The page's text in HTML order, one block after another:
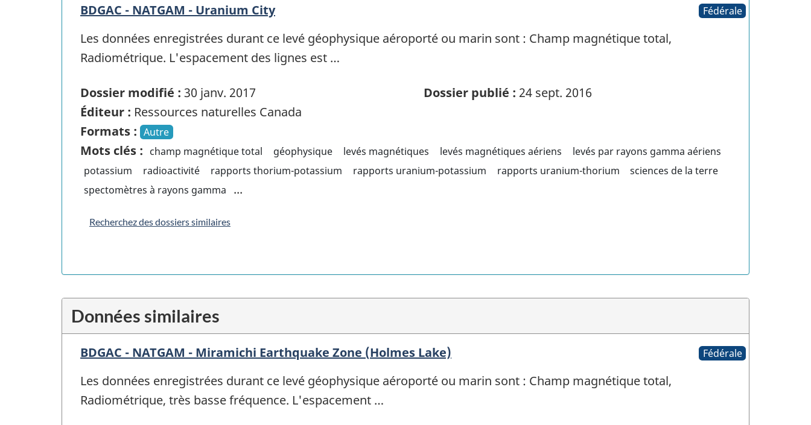
BDGAC - NATGAM - Uranium City Fédérale
Les données enregistrées durant ce levé géophysique aéroporté ou marin sont : Champ magnétique total,
Radiométrique. L'espacement des lignes est …
Dossier modifié : 30 janv. 2017 Dossier publié : 24 sept. 2016
Éditeur : Ressources naturelles Canada
Formats : Autre
Mots clés : champ magnétique total géophysique levés magnétiques levés magnétiques aériens
levés par rayons gamma aériens
potassium
radioactivité rapports thorium-potassium rapports uranium-potassium rapports uranium-thorium
sciences de la terre
spectomètres à rayons gamma
...
Recherchez des dossiers similaires
Données similaires
BDGAC - NATGAM - Miramichi Earthquake Zone (Holmes Lake) Fédérale
Les données enregistrées durant ce levé géophysique aéroporté ou marin sont : Champ magnétique total,
Radiométrique, très basse fréquence. L'espacement …